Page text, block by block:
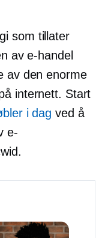
som tillater
av e-handel
av den enorme
internett. Start
i dag ved å
e-